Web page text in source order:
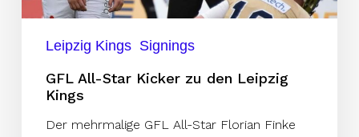
Kings
Leipzig Kings Signings
GFL All-Star Kicker zu den Leipzig
Kings
Der mehrmalige GFL All-Star Florian Finke